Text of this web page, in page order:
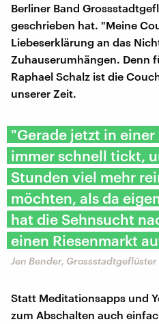
Berliner Band
geschrieben hat. "Meine
Liebeserklärung an das
Zuhauserumhängen. Denn
Raphael Schalz ist die
unserer Zeit.
"Gerade jetzt in
immer schnell tickt,
Stunden viel mehr
möchten, als da
hat die Sehnsucht
einen Riesenmarkt
Jen Bender, Grossstadtgeflüster
Statt Meditationsapps und
zum Abschalten auch